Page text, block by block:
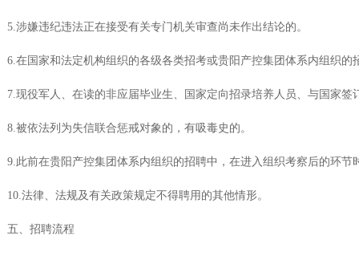
5.涉嫌违纪违法正在接受有关专门机关审查尚未作出结论的。
6.在国家和法定机构组织的各级各类招考或贵阳产控集团体系内组织
7.现役军人、在读的非应届毕业生、国家定向招录培养人员、与国家签
8.被依法列为失信联合惩戒对象的，有吸毒史的。
9.此前在贵阳产控集团体系内组织的招聘中，在进入组织考察后的环
10.法律、法规及有关政策规定不得聘用的其他情形。
五、招聘流程